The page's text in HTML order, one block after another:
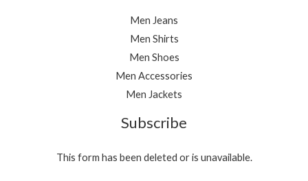
Men Jeans
Men Shirts
Men Shoes
Men Accessories
Men Jackets
Subscribe
This form has been deleted or is unavailable.